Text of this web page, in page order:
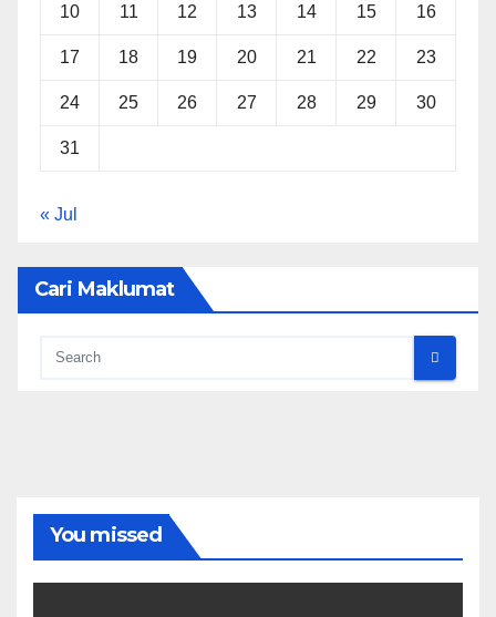
10 11 12 13 14 15 16
17 18 19 20 21 22 23
24 25 26 27 28 29 30
31
« Jul
Cari Maklumat
You missed